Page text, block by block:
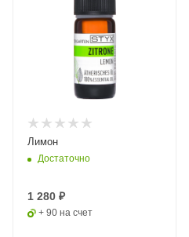
Лимон
Достаточно
1 280 ₽
+ 90 на счет